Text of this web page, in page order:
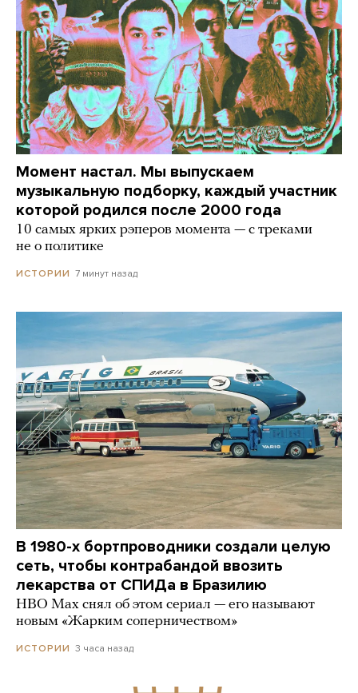
Момент настал. Мы выпускаем
музыкальную подборку, каждый участник
которой родился после 2000 года
10 самых ярких рэперов момента — с треками
не о политике
ИСТОРИИ 7 минут назад
В 1980-х бортпроводники создали целую
сеть, чтобы контрабандой ввозить
лекарства от СПИДа в Бразилию
HBO Max снял об этом сериал — его называют
новым «Жарким соперничеством»
ИСТОРИИ 3 часа назад